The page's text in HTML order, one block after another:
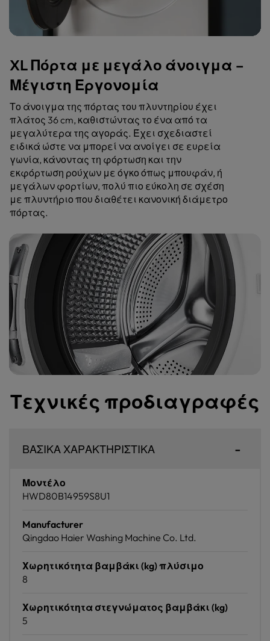
XL Πόρτα με μεγάλο άνοιγμα –
Μέγιστη Εργονομία
Το άνοιγμα της πόρτας του πλυντηρίου έχει
πλάτος 36 cm, καθιστώντας το ένα από τα
μεγαλύτερα της αγοράς. Έχει σχεδιαστεί
ειδικά ώστε να μπορεί να ανοίγει σε ευρεία
γωνία, κάνοντας τη φόρτωση και την
εκφόρτωση ρούχων με όγκο όπως μπουφάν, ή
μεγάλων φορτίων, πολύ πιο εύκολη σε σχέση
με πλυντήριο που διαθέτει κανονική διάμετρο
πόρτας.
Τεχνικές προδιαγραφές
ΒΑΣΙΚΑ ΧΑΡΑΚΤΗΡΙΣΤΙΚΑ
Μοντέλο
HWD80B14959S8U1
Manufacturer
Qingdao Haier Washing Machine Co. Ltd.
Χωρητικότητα βαμβάκι (kg) πλύσιμο
8
Χωρητικότητα στεγνώματος βαμβάκι (kg)
5